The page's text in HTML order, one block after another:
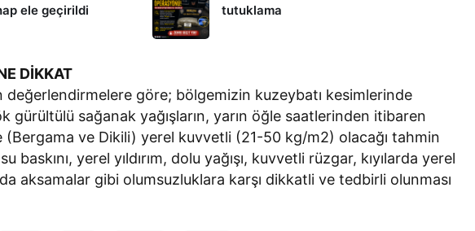
ele geçirildi
tutuklama
DİKKAT
değerlendirmelere göre; bölgemizin kuzeybatı kesimlerinde
gürültülü sağanak yağışların, yarın öğle saatlerinden itibaren
(Bergama ve Dikili) yerel kuvvetli (21-50 kg/m2) olacağı tahmin
baskını, yerel yıldırım, dolu yağışı, kuvvetli rüzgar, kıyılarda yerel
aksamalar gibi olumsuzluklara karşı dikkatli ve tedbirli olunması